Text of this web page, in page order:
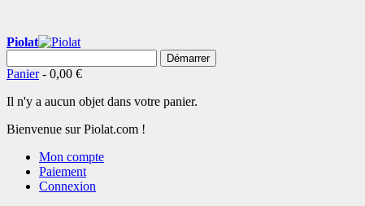
Piolat
Démarrer
Panier- 0,00 €
Il n'y a aucun objet dans votre panier.
Bienvenue sur Piolat.com !
Mon compte
Paiement
Connexion